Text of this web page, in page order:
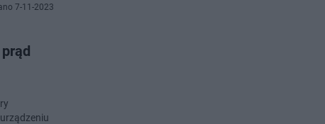
7-11-2023